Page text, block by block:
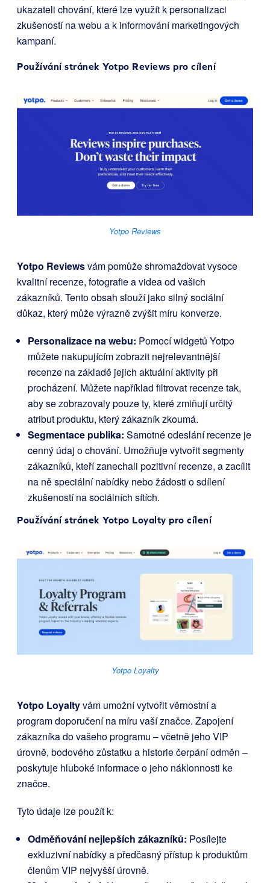
ukazateli chování, které lze využít k personalizaci
zkušeností na webu a k informování marketingových
kampaní.
Používání stránek Yotpo Reviews pro cílení
Yotpo Reviews
Yotpo Reviewsvám pomůže shromažďovat vysoce
kvalitní recenze, fotografie a videa od vašich
zákazníků. Tento obsah slouží jako silný sociální
důkaz, který může výrazně zvýšit míru konverze.
Personalizace na webu: Pomocí widgetů Yotpo
můžete nakupujícím zobrazit nejrelevantnější
recenze na základě jejich aktuální aktivity při
procházení. Můžete například filtrovat recenze tak,
aby se zobrazovaly pouze ty, které zmiňují určitý
atribut produktu, který zákazník zkoumá.
Segmentace publika: Samotné odeslání recenze je
cenný údaj o chování. Umožňuje vytvořit segmenty
zákazníků, kteří zanechali pozitivní recenze, a zacílit
na ně speciální nabídky nebo žádosti o sdílení
zkušeností na sociálních sítích.
Používání stránek Yotpo Loyalty pro cílení
Yotpo Loyalty
Yotpo Loyaltyvám umožní vytvořit věrnostní a
program doporučení na míru vaší značce. Zapojení
zákazníka do vašeho programu – včetně jeho VIP
úrovně, bodového zůstatku a historie čerpání odměn –
poskytuje hluboké informace o jeho náklonnosti ke
značce.
Tyto údaje lze použít k:
Odměňování nejlepších zákazníků: Posílejte
exkluzivní nabídky a předčasný přístup k produktům
členům VIP nejvyšší úrovně.